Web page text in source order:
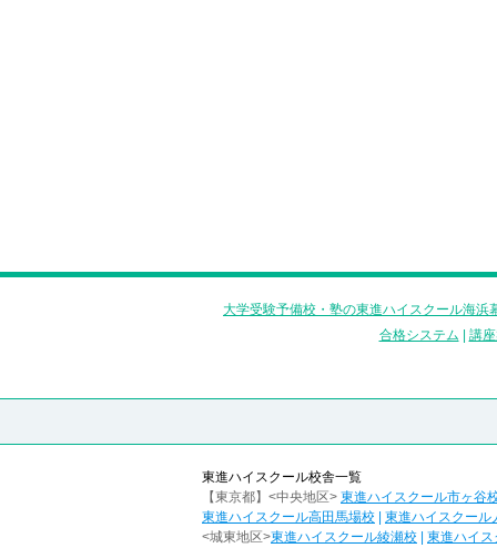
大学受験予備校・塾の東進ハイスクール海浜
合格システム
講
東進ハイスクール校舎一覧
【東京都】<中央地区> 東進ハイスクール市ヶ谷
東進ハイスクール高田馬場校
東進ハイスクール
<城東地区>東進ハイスクール綾瀬校
東進ハイ